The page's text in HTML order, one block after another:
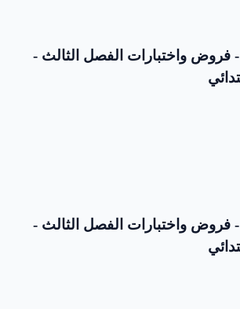
الموضوع رقم 54 - فروض واختبارات الفصل الثالث -
الموضوع رقم 53 - فروض واختبارات الفصل الثالث -